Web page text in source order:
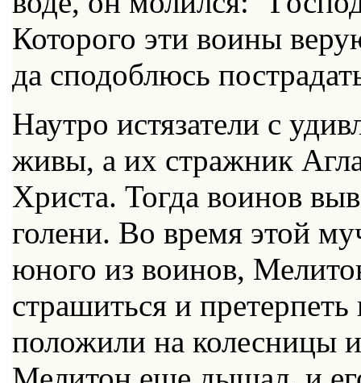
Которого эти воины
да сподоблюсь
Наутро истязатели с
живы, а их стражник
Христа. Тогда воинов
голени. Во время этой
юного из воинов,
страшиться и
положили на колесницы